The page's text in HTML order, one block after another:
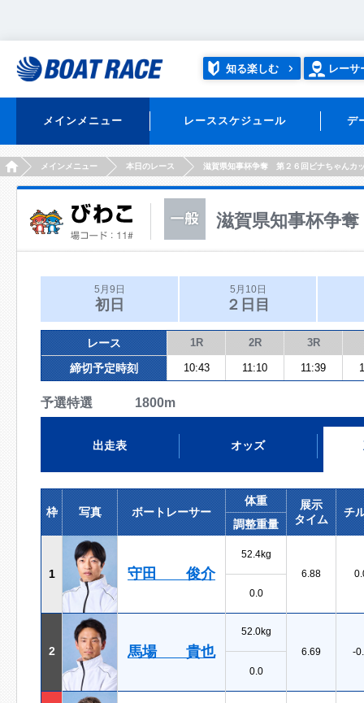
知る楽しむ レーサ
メインメニュー レーススケジュール デ
HOMEメインメニュー 本日のレース 滋賀県知事杯争奪 第２６回ビナちゃんカ
滋賀県知事杯争
5月9日
初日
5月10日
２日目
レース 1R 2R 3R
締切予定時刻 10:43 11:10 11:39
予選特選 1800m
出走表 オッズ
枠 写真 ボートレーサー
体重
展示
タイム
チ
調整重量
1 守田 俊介
52.4kg
6.88
0.0
2 馬場 貴也
52.0kg
6.69
-
0.0